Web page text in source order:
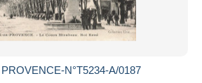
Toepassen
N°T5234-A/0187